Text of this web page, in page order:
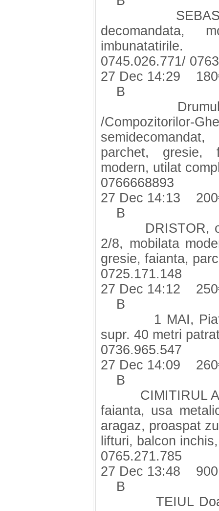
decomandata,
imbunatatirile.
0745.026.771/
27 Dec 14:29
B
Drumul
/Compozitorilor-
parchet, gresie,
modern, utilat
0766668893
27 Dec 14:13
B
DRISTOR,
2/8, mobilata
gresie, faianta,
0725.171.148
27 Dec 14:12
B
1 MAI, Piata,
supr. 40 metri
0736.965.547
27 Dec 14:09
B
CIMITIRUL
faianta, usa
aragaz, proaspat
lifturi, balcon
0765.271.785
27 Dec 13:48
B
TEIUL